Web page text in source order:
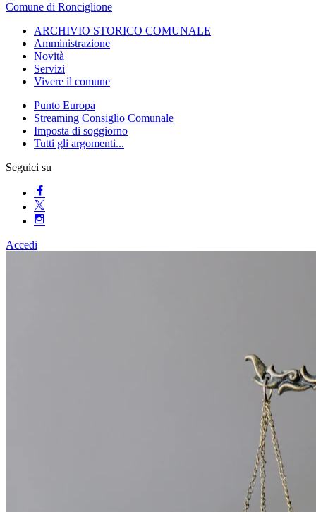
Comune di Ronciglione
ARCHIVIO STORICO COMUNALE
Amministrazione
Novità
Servizi
Vivere il comune
Punto Europa
Streaming Consiglio Comunale
Imposta di soggiorno
Tutti gli argomenti...
Seguici su
Accedi